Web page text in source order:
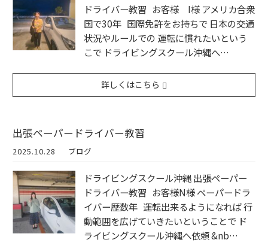
ドライバー教習 お客様 I様 アメリカ合衆
国で30年 国際免許をお持ちで 日本の交通
状況やルールでの 運転に慣れたいという
こで ドライビングスクール沖縄へ…
詳しくはこちら
出張ペーパードライバー教習
2025.10.28 ブログ
ドライビングスクール沖縄 出張ペーパー
ドライバー教習 お客様N様 ペーパードラ
イバー歴数年 運転出来るようになれば 行
動範囲を広げていきたいということで ド
ライビングスクール沖縄へ依頼 &nb…